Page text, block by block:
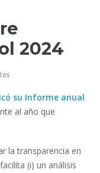
2024
su Informe anual
al año que
la transparencia en
(i) un análisis